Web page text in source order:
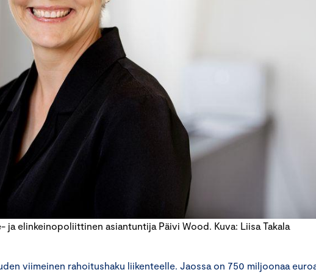
ja elinkeinopoliittinen asiantuntija Päivi Wood. Kuva: Liisa Takala
viimeinen rahoitushaku liikenteelle. Jaossa on 750 miljoonaa